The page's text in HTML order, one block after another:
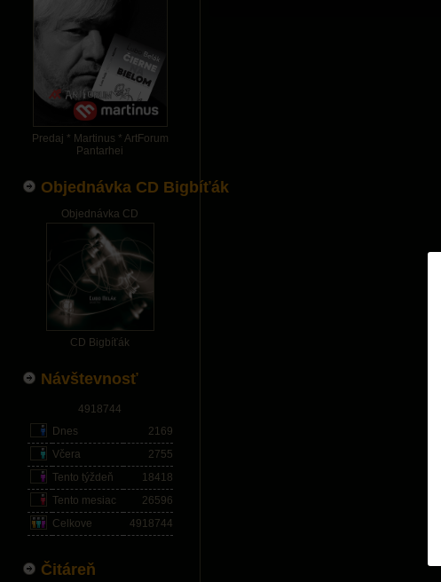
Predaj * Martinus * ArtForum
Pantarhei
Objednávka CD Bigbíťák
Objednávka CD
CD Bigbíťák
Návštevnosť
4918744
Dnes
2169
Včera
2755
Tento týždeň
18418
Tento mesiac
26596
Celkove
4918744
Čitáreň